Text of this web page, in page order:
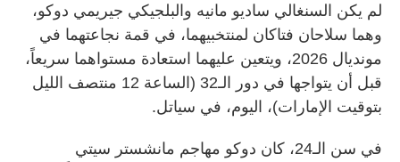
لم يكن السنغالي ساديو مانيه والبلجيكي جيريمي دوكو،
وهما سلاحان فتاكان لمنتخبيهما، في قمة نجاعتهما في
مونديال 2026، ويتعين عليهما استعادة مستواهما سريعاً،
قبل أن يتواجها في دور الـ32 (الساعة 12 منتصف الليل
بتوقيت الإمارات)، اليوم، في سياتل.
في سن الـ24، كان دوكو مهاجم مانشستر سيتي